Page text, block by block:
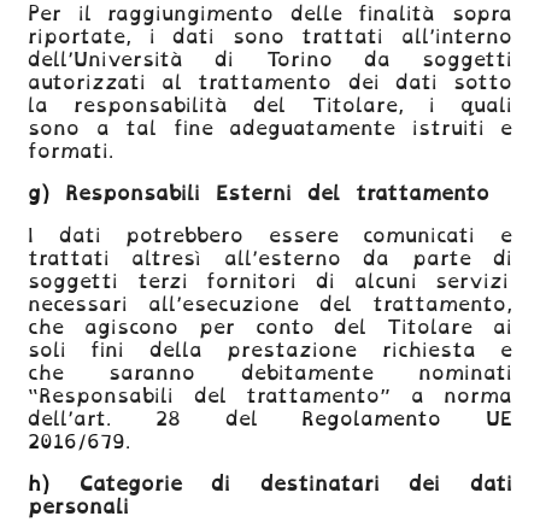
Per il raggiungimento delle finalità sopra
riportate, i dati sono trattati all’interno
dell’Università di Torino da soggetti
autorizzati al trattamento dei dati sotto
la responsabilità del Titolare, i quali
sono a tal fine adeguatamente istruiti e
formati.
g) Responsabili Esterni del trattamento
I dati potrebbero essere comunicati e
trattati altresì all’esterno da parte di
soggetti terzi fornitori di alcuni servizi
necessari all’esecuzione del trattamento,
che agiscono per conto del Titolare ai
soli fini della prestazione richiesta e
che saranno debitamente nominati
“Responsabili del trattamento” a norma
dell’art. 28 del Regolamento UE
2016/679.
h) Categorie di destinatari dei dati
personali